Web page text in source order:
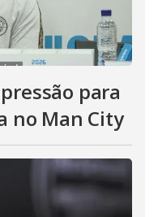
para
no Man City